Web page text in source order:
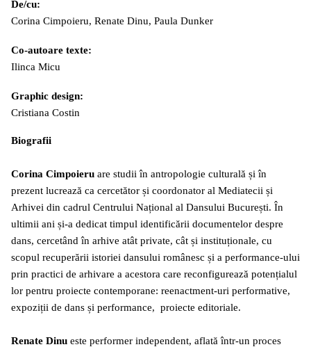
De/cu:
Corina Cimpoieru, Renate Dinu, Paula Dunker
Co-autoare texte:
Ilinca Micu
Graphic design:
Cristiana Costin
Biografii
Corina Cimpoieru are studii în antropologie culturală și în
prezent lucrează ca cercetător și coordonator al Mediatecii și
Arhivei din cadrul Centrului Național al Dansului București. În
ultimii ani și-a dedicat timpul identificării documentelor despre
dans, cercetând în arhive atât private, cât și instituționale, cu
scopul recuperării istoriei dansului românesc și a performance-ului
prin practici de arhivare a acestora care reconfigurează potențialul
lor pentru proiecte contemporane: reenactment-uri performative,
expoziții de dans și performance, proiecte editoriale.
Renate Dinu este performer independent, aflată într-un proces